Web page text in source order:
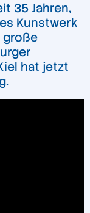
35 Jahren,
Kunstwerk
große
hat jetzt